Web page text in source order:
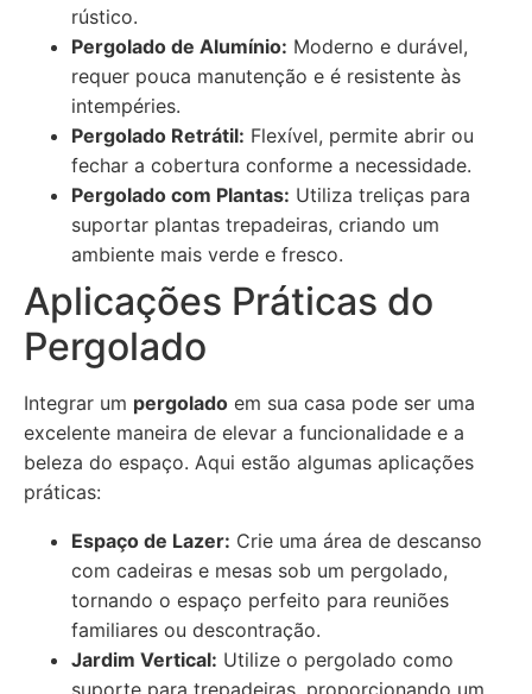
rústico.
Pergolado de Alumínio: Moderno e durável,
requer pouca manutenção e é resistente às
intempéries.
Pergolado Retrátil: Flexível, permite abrir ou
fechar a cobertura conforme a necessidade.
Pergolado com Plantas: Utiliza treliças para
suportar plantas trepadeiras, criando um
ambiente mais verde e fresco.
Aplicações Práticas do
Pergolado
Integrar um pergolado em sua casa pode ser uma
excelente maneira de elevar a funcionalidade e a
beleza do espaço. Aqui estão algumas aplicações
práticas:
Espaço de Lazer: Crie uma área de descanso
com cadeiras e mesas sob um pergolado,
tornando o espaço perfeito para reuniões
familiares ou descontração.
Jardim Vertical: Utilize o pergolado como
suporte para trepadeiras, proporcionando um